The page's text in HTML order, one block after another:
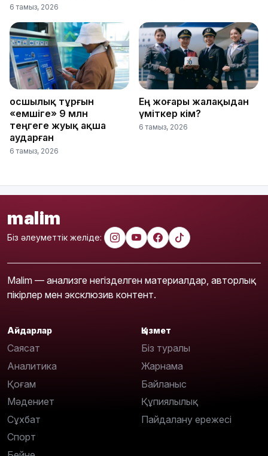
6 тамыз, 2026
Қосшылық тұрғын
«емшіге» 9 млн
теңгеге жуық ақша
аударған
6 тамыз, 2026
Ең жоғары жалақыдан
үміткер кім?
6 тамыз, 2026
malim
Біз әлеуметтік желіде:
Malim — анализге негізделген материалдар, авторлық
пікірлер мен эксклюзив контент.
Айдарлар
Саясат
Аналитика
Қоғам
Мәдениет
Сұхбат
Спорт
Қызмет
Біз туралы
Жарнама
Байланыс
Құпиялылық
Пайдалану ережесі